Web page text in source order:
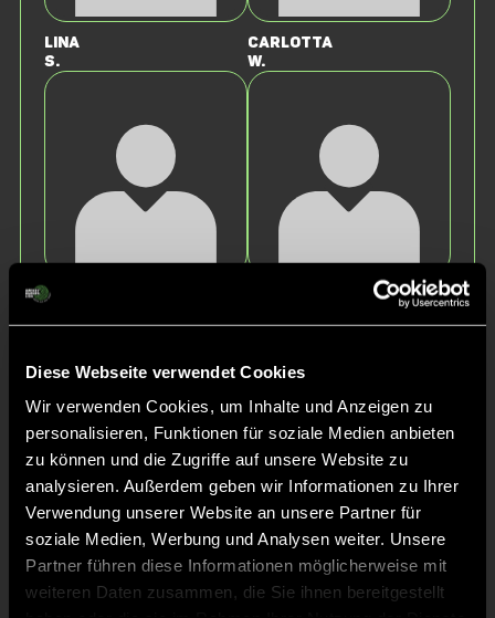
Diese Webseite verwendet Cookies
Wir verwenden Cookies, um Inhalte und Anzeigen zu
personalisieren, Funktionen für soziale Medien anbieten
zu können und die Zugriffe auf unsere Website zu
analysieren. Außerdem geben wir Informationen zu Ihrer
Verwendung unserer Website an unsere Partner für
soziale Medien, Werbung und Analysen weiter. Unsere
Partner führen diese Informationen möglicherweise mit
weiteren Daten zusammen, die Sie ihnen bereitgestellt
Lina
S.
Carlotta
W.
Charlotte
Laura
L.
Selma
K.